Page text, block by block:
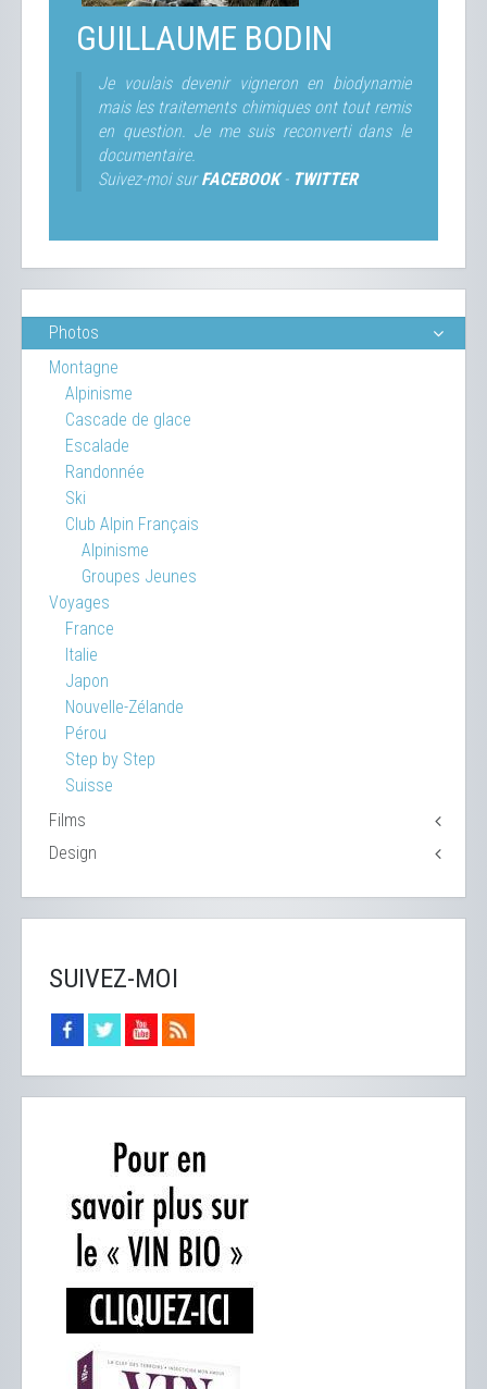
GUILLAUME BODIN
Je voulais devenir vigneron en biodynamie
mais les traitements chimiques ont tout remis
en question. Je me suis reconverti dans le
documentaire.
Suivez-moi surFACEBOOK- TWITTER
Photos
Montagne
Alpinisme
Cascade de glace
Escalade
Randonnée
Ski
Club Alpin Français
Alpinisme
Groupes Jeunes
Voyages
France
Italie
Japon
Nouvelle-Zélande
Pérou
Step by Step
Suisse
Films
Design
SUIVEZ-MOI